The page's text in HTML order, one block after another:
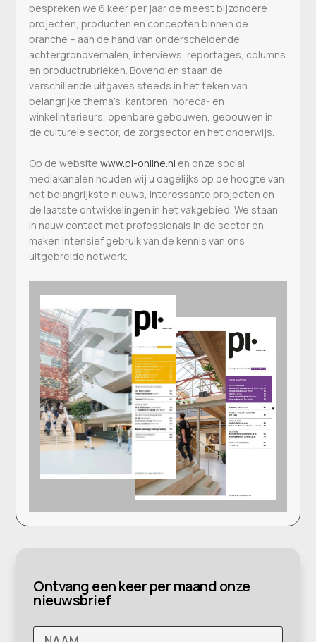
bespreken we 6 keer per jaar de meest bijzondere
projecten, producten en concepten binnen de
branche – aan de hand van onderscheidende
achtergrondverhalen, interviews, reportages, columns
en productrubrieken. Bovendien staan de
verschillende uitgaves steeds in het teken van
belangrijke thema’s: kantoren, horeca- en
winkelinterieurs, openbare gebouwen, gebouwen in
de culturele sector, de zorgsector en het onderwijs.
Op de websitewww.pi-online.nl en onze social
mediakanalen houden wij u dagelijks op de hoogte van
het belangrijkste nieuws, interessante projecten en
de laatste ontwikkelingen in het vakgebied. We staan
in nauw contact met professionals in de sector en
maken intensief gebruik van de kennis van ons
uitgebreide netwerk.
Ontvang een keer per maand onze
nieuwsbrief